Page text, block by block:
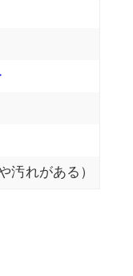
汚れがある）